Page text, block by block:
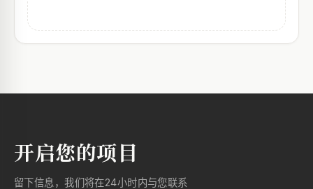
开启您的项目
留下信息，我们将在24小时内与您联系